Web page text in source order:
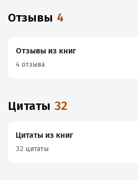
Отзывы 4
Отзывы из книг
4 отзыва
Цитаты 32
Цитаты из книг
32 цитаты